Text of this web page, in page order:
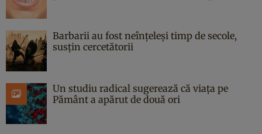
Barbarii au fost neînțeleși timp de secole,
susțin cercetătorii
Un studiu radical sugerează că viața pe
Pământ a apărut de două ori